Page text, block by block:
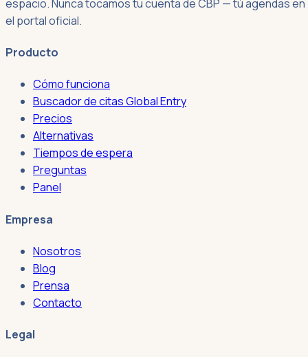
espacio. Nunca tocamos tu cuenta de CBP — tú agendas en
el portal oficial.
Producto
Cómo funciona
Buscador de citas Global Entry
Precios
Alternativas
Tiempos de espera
Preguntas
Panel
Empresa
Nosotros
Blog
Prensa
Contacto
Legal